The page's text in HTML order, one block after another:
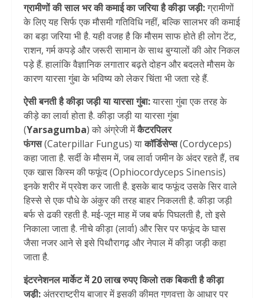
ग्रामीणों की साल भर की कमाई का जरिया है कीड़ा जड़ी:ग्रामीणों
के लिए यह सिर्फ एक मौसमी गतिविधि नहीं, बल्कि सालभर की कमाई
का बड़ा जरिया भी है. यही वजह है कि मौसम साफ होते ही लोग टेंट,
राशन, गर्म कपड़े और जरूरी सामान के साथ बुग्यालों की ओर निकल
पड़े हैं. हालांकि वैज्ञानिक लगातार बढ़ते दोहन और बदलते मौसम के
कारण यारसा गुंबा के भविष्य को लेकर चिंता भी जता रहे हैं.
ऐसी बनती है कीड़ा जड़ी या यारसा गुंबा:यारसा गुंबा एक तरह के
कीड़े का लार्वा होता है. कीड़ा जड़ी या यारसा गुंबा
(Yarsagumba) को अंग्रेजी मेंकैटरपिलर
फंगस(Caterpillar Fungus) याकॉर्डिसेप्स(Cordyceps)
कहा जाता है. सर्दी के मौसम में, जब लार्वा जमीन के अंदर रहते हैं, तब
एक खास किस्म की फफूंद (Ophiocordyceps Sinensis)
इनके शरीर में प्रवेश कर जाती है. इसके बाद फफूंद उसके सिर वाले
हिस्से से एक पौधे के अंकुर की तरह बाहर निकलती है. कीड़ा जड़ी
बर्फ से ढकी रहती है. मई-जून माह में जब बर्फ पिघलती है, तो इसे
निकाला जाता है. नीचे कीड़ा (लार्वा) और सिर पर फफूंद के घास
जैसा नजर आने से इसे पिथौरागढ़ और नेपाल में कीड़ा जड़ी कहा
जाता है.
इंटरनेशनल मार्केट में 20 लाख रुपए किलो तक बिकती है कीड़ा
जड़ी:अंतरराष्ट्रीय बाजार में इसकी कीमत गुणवत्ता के आधार पर